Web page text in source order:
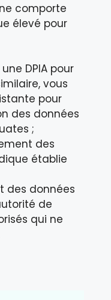
comporte
élevé pour
DPIA pour
vous
pour
des données
;
des
établie
des données
de
qui ne